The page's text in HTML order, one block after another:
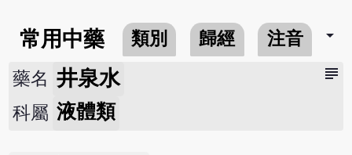
常用中藥 類別 歸經 注音 arrow_drop_down
subject
藥名 井泉水
科屬 液體類